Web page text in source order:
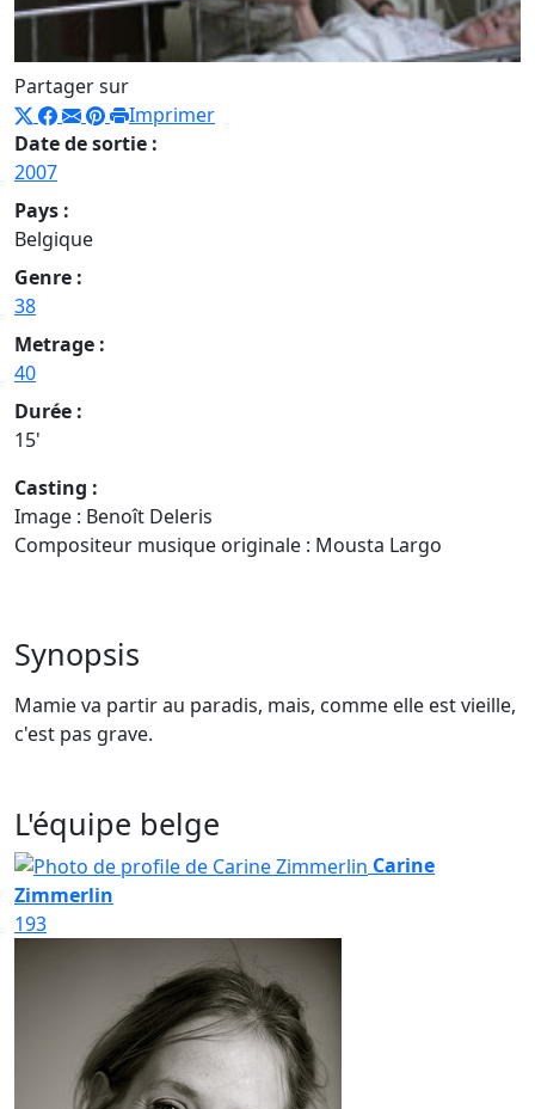
Partager sur
Imprimer
Date de sortie :
2007
Pays :
Belgique
Genre :
38
Metrage :
40
Durée :
15'
Casting :
Image : Benoît Deleris
Compositeur musique originale : Mousta Largo
Synopsis
Mamie va partir au paradis, mais, comme elle est vieille,
c'est pas grave.
L'équipe belge
Carine
Zimmerlin
193